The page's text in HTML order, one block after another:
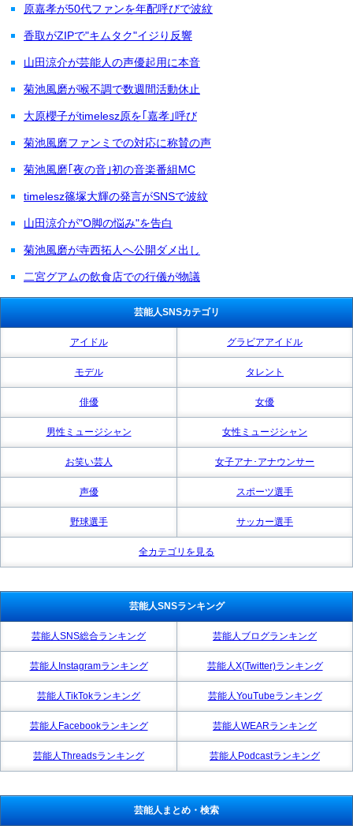
原嘉孝が50代ファンを年配呼びで波紋
香取がZIPで"キムタク"イジり反響
山田涼介が芸能人の声優起用に本音
菊池風磨が喉不調で数週間活動休止
大原櫻子がtimelesz原を｢嘉孝｣呼び
菊池風磨ファンミでの対応に称賛の声
菊池風磨｢夜の音｣初の音楽番組MC
timelesz篠塚大輝の発言がSNSで波紋
山田涼介が"O脚の悩み"を告白
菊池風磨が寺西拓人へ公開ダメ出し
二宮グアムの飲食店での行儀が物議
芸能人SNSカテゴリ
アイドル グラビアアイドル
モデル タレント
俳優 女優
男性ミュージシャン 女性ミュージシャン
お笑い芸人 女子アナ･アナウンサー
声優 スポーツ選手
野球選手 サッカー選手
全カテゴリを見る
芸能人SNSランキング
芸能人SNS総合ランキング 芸能人ブログランキング
芸能人Instagramランキング 芸能人X(Twitter)ランキング
芸能人TikTokランキング 芸能人YouTubeランキング
芸能人Facebookランキング 芸能人WEARランキング
芸能人Threadsランキング 芸能人Podcastランキング
芸能人まとめ・検索